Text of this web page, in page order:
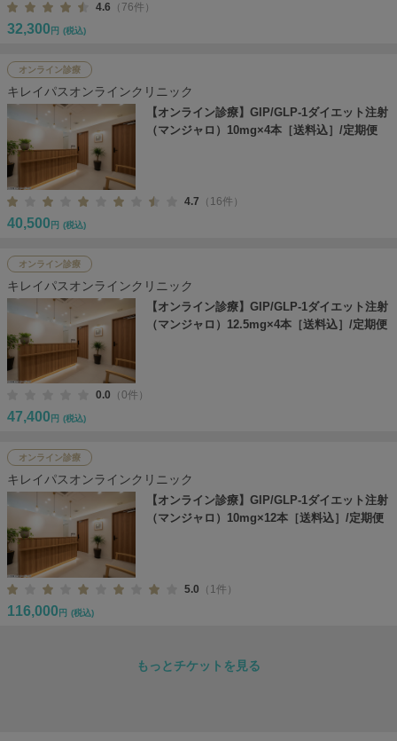
4.6 （76件）
32,300 円 (税込)
オンライン診療
キレイパスオンラインクリニック
【オンライン診療】GIP/GLP-1ダイエット注射
（マンジャロ）10mg×4本［送料込］/定期便
4.7 （16件）
40,500 円 (税込)
オンライン診療
キレイパスオンラインクリニック
【オンライン診療】GIP/GLP-1ダイエット注射
（マンジャロ）12.5mg×4本［送料込］/定期便
0.0 （0件）
47,400 円 (税込)
オンライン診療
キレイパスオンラインクリニック
【オンライン診療】GIP/GLP-1ダイエット注射
（マンジャロ）10mg×12本［送料込］/定期便
5.0 （1件）
116,000 円 (税込)
もっとチケットを見る